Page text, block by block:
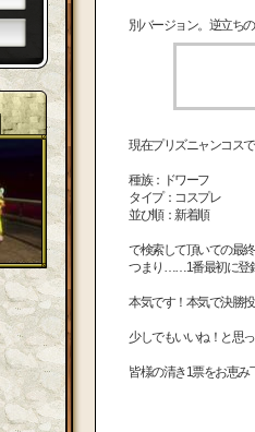
別バージョン。逆立ち
現在プリズニャンコス
種族：ドワーフ
タイプ：コスプレ
並び順：新着順
で検索して頂いての最
つまり……1番最初に登
本気です！本気で決勝
少しでもいいね！と
皆様の清き1票をお恵み